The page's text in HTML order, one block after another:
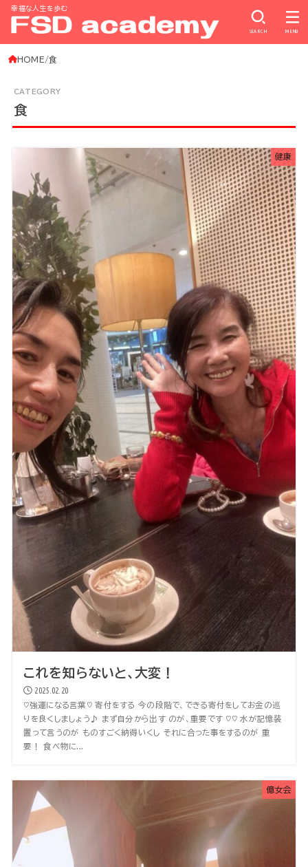
幸福な人生を歩む
SEARCH MENU
HOME 食
食
健康
これを知らないと、大変！
2025.02.20
♡強運になる言葉♡ 寄付をする 今の段階で、できる寄付をしてお金の巡
りを良くしましょう♪ まず自分から出す のが、重要です ♡♡ 水が記憶装
置って言うのが ものすごく納得いくし それに合った事をするのが 重
要！ 食べ物に...
億女会